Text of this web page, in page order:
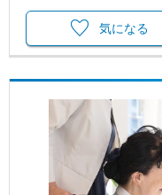
気になる